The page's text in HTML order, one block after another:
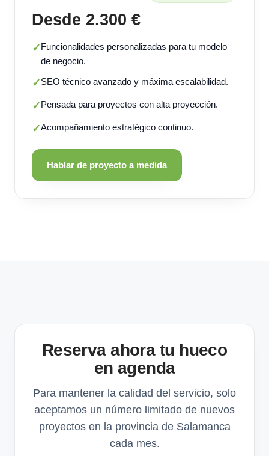
Desde 2.300 €
✓Funcionalidades personalizadas para tu modelo
de negocio.
✓SEO técnico avanzado y máxima escalabilidad.
✓Pensada para proyectos con alta proyección.
✓Acompañamiento estratégico continuo.
Hablar de proyecto a medida
Reserva ahora tu hueco
en agenda
Para mantener la calidad del servicio, solo
aceptamos un número limitado de nuevos
proyectos en la provincia de Salamanca
cada mes.